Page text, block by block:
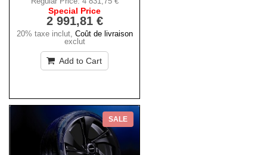
Special Price
2 991,81 €
20% taxe inclut, Coût de livraison
exclut
Add to Cart
SALE